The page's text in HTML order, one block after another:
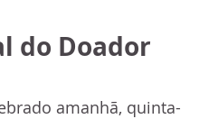
do Doador
amanhã, quinta-